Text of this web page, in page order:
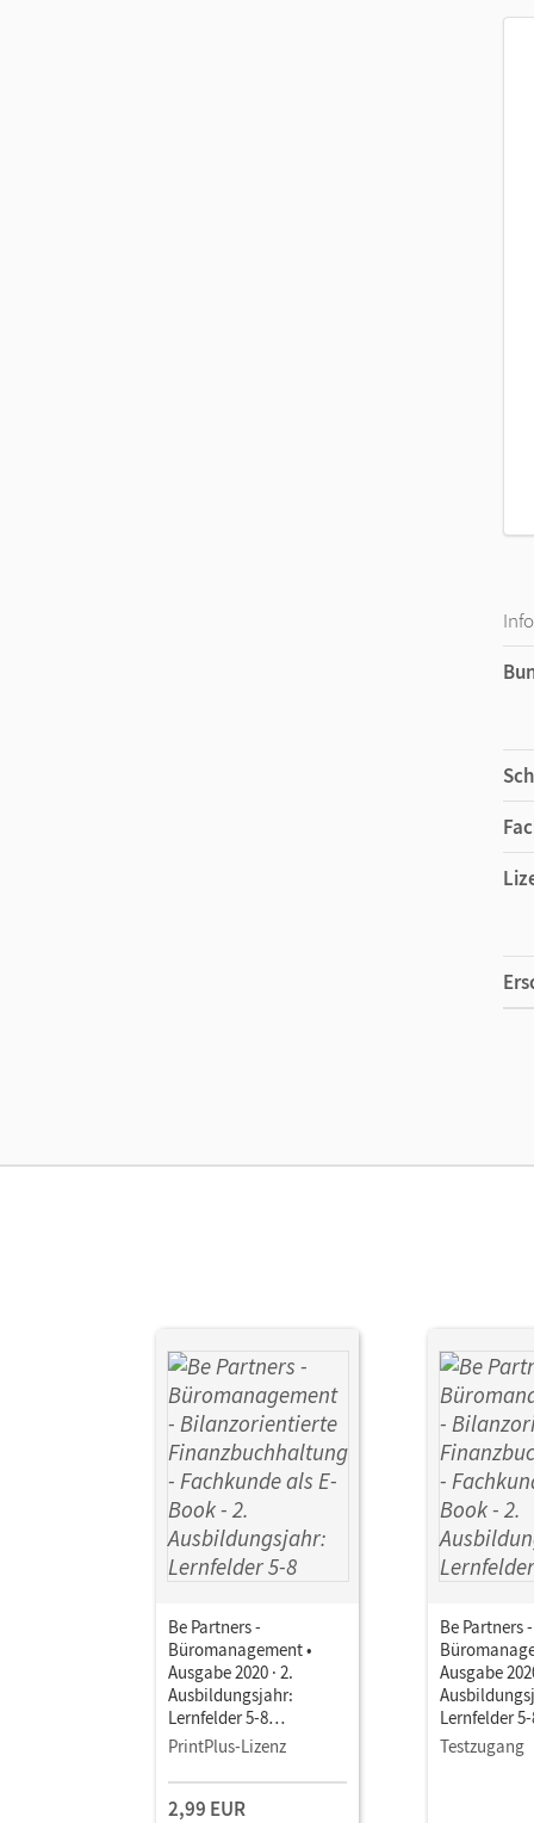
Be Partners -
Büromanagement •
Ausgabe 2020 · 2.
Ausbildungsjahr:
Lernfelder 5-8
Bilanzorientierte
Fachkunde als E-Book
Mit Medien
PrintPlus-Lizenz
2,99 EUR
Be Partners -
Ausgabe
Lernfelder
Testzugang